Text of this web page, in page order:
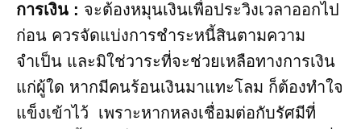
การเงิน : จะต้องหมุนเงินเพื่อประวิงเวลาออกไป
ก่อน ควรจัดแบ่งการชำระหนี้สินตามความ
จำเป็น และมิใช่วาระที่จะช่วยเหลือทางการเงิน
แก่ผู้ใด หากมีคนร้อนเงินมาแทะโลม ก็ต้องทำใจ
แข็งเข้าไว้ เพราะหากหลงเชื่อมต่อกับรัศมีที่